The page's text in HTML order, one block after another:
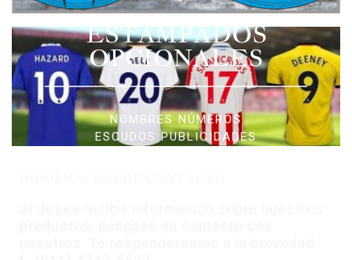
ESTAMPADOS
OPCIONALES
NOMBRES NÚMEROS
ESCUDOS PUBLICIDADES